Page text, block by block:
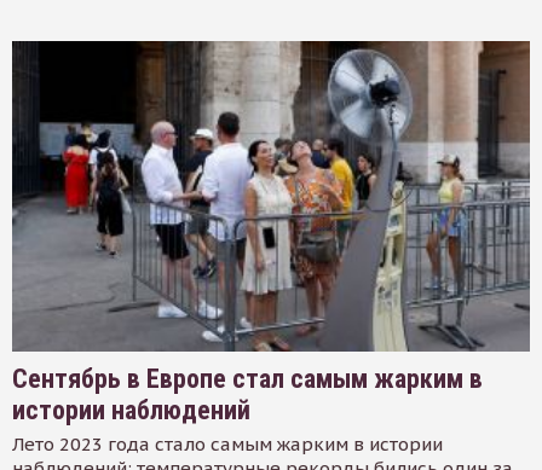
Сентябрь в Европе стал самым жарким в
истории наблюдений
Лето 2023 года стало самым жарким в истории